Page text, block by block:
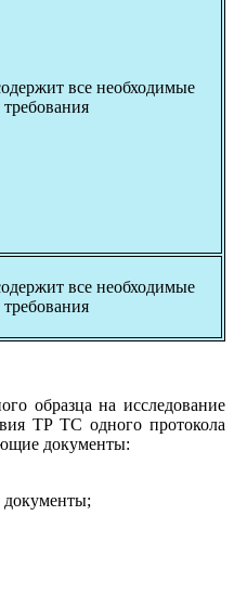
все необходимые
требования
все необходимые
требования
образца на исследование
ТР ТС одного протокола
документы:
документы;